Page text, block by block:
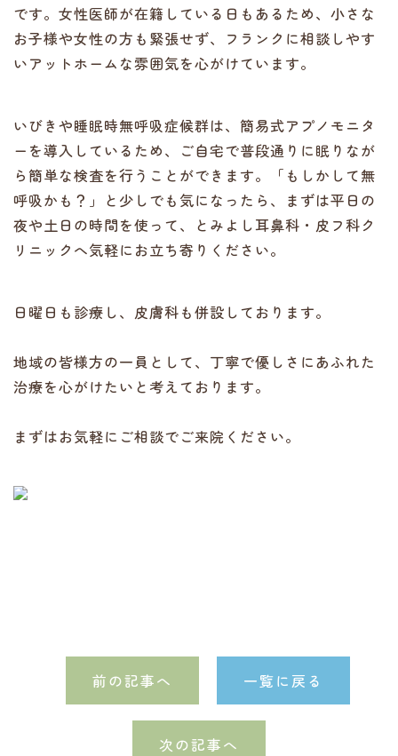
です。女性医師が在籍している日もあるため、小さな
お子様や女性の方も緊張せず、フランクに相談しやす
いアットホームな雰囲気を心がけています。
いびきや睡眠時無呼吸症候群は、簡易式アプノモニタ
ーを導入しているため、ご自宅で普段通りに眠りなが
ら簡単な検査を行うことができます。「もしかして無
呼吸かも？」と少しでも気になったら、まずは平日の
夜や土日の時間を使って、とみよし耳鼻科・皮フ科ク
リニックへ気軽にお立ち寄りください。
日曜日も診療し、皮膚科も併設しております。
地域の皆様方の一員として、丁寧で優しさにあふれた
治療を心がけたいと考えております。
まずはお気軽にご相談でご来院ください。
前の記事へ 一覧に戻る
次の記事へ